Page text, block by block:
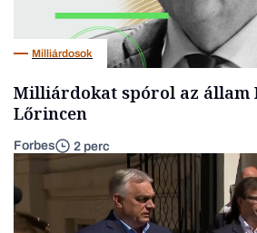
Milliárdosok
Milliárdokat spórol az állam
Lőrincen
Forbes 2 perc